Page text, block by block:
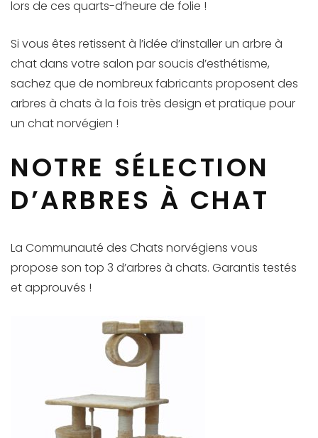
lors de ces quarts-d’heure de folie !
Si vous êtes retissent à l’idée d’installer un arbre à
chat dans votre salon par soucis d’esthétisme,
sachez que de nombreux fabricants proposent des
arbres à chats à la fois très design et pratique pour
un chat norvégien !
NOTRE SÉLECTION
D’ARBRES À CHAT
La Communauté des Chats norvégiens vous
propose son top 3 d’arbres à chats. Garantis testés
et approuvés !